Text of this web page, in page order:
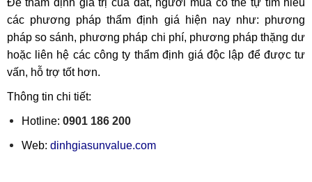
Để thẩm định giá trị của đất, người mua có thể tự tìm hiểu
các phương pháp thẩm định giá hiện nay như: phương
pháp so sánh, phương pháp chi phí, phương pháp thặng dư
hoặc liên hệ các công ty thẩm định giá độc lập để được tư
vấn, hỗ trợ tốt hơn.
Thông tin chi tiết:
Hotline: 0901 186 200
Web: dinhgiasunvalue.com